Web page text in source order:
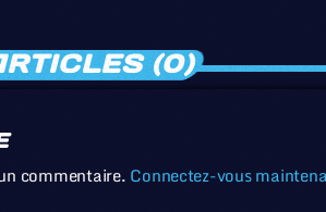
(0)
commentaire. Connectez-vous